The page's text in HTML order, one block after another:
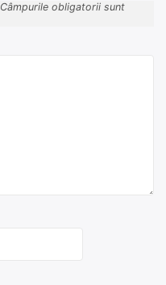
Câmpurile obligatorii sunt